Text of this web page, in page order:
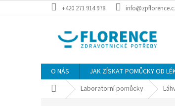
na
+420 271 914 978
O NÁS JAK ZÍSKAT POMŮCKY OD
Domů Laboratorní pomůcky